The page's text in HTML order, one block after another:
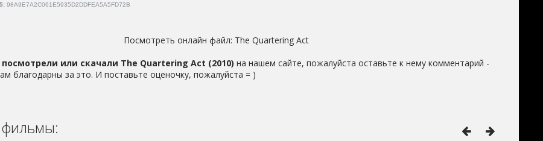
98A9E7A2C061E5935D2DDFEA5A5FD72B
Посмотреть онлайн файл: The Quartering Act
посмотрели или скачали The Quartering Act (2010) на нашем сайте, пожалуйста оставьте к нему комментарий -
благодарны за это. И поставьте оценочку, пожалуйста = )